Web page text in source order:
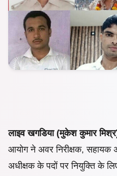
लाइव खगडिया (मुकेश कुमार
आयोग ने अवर निरीक्षक, सहायक
अधीक्षक के पदों पर नियुक्ति के